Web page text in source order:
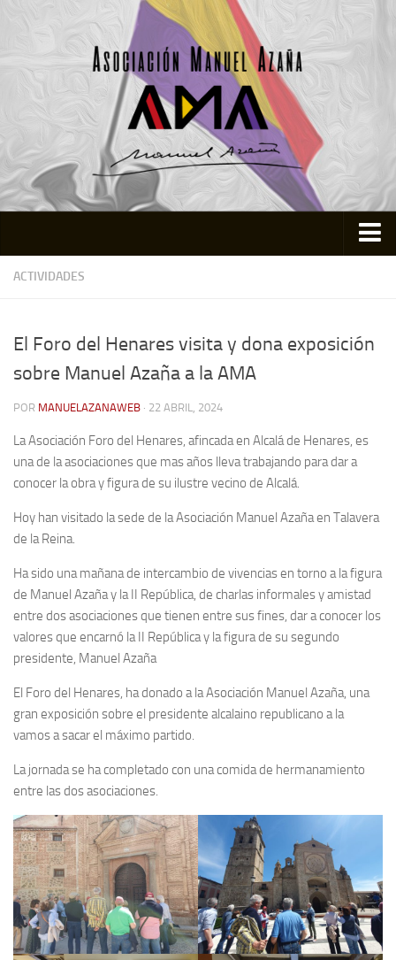
Inicio
Quienes somos
Actividades
Memoria Histórica
Investigación previa de la represión en Talavera de la Reina (1937-
Informe Represión en Toledo 1936-1947 | Buscador
Enciclopedia Republicana
Militantes históricos IR
Personajes republicanos
Izquierda Republicana. Navarra
Izquierda Republicana. Galicia
Textos esenciales del republicanismo
Archivo
Archivo Documental
Biografía
Cronología fundamental de Manuel Azaña
Artículos sobre Manuel Azaña
ACTIVIDADES
El Foro del Henares visita y dona exposición
sobre Manuel Azaña a la AMA
POR MANUELAZANAWEB · 22 ABRIL, 2024
La Asociación Foro del Henares, afincada en Alcalá de Henares, es
una de la asociaciones que mas años lleva trabajando para dar a
conocer la obra y figura de su ilustre vecino de Alcalá.
Hoy han visitado la sede de la Asociación Manuel Azaña en Talavera
de la Reina.
Ha sido una mañana de intercambio de vivencias en torno a la figura
de Manuel Azaña y la II República, de charlas informales y amistad
entre dos asociaciones que tienen entre sus fines, dar a conocer los
valores que encarnó la II República y la figura de su segundo
presidente, Manuel Azaña
El Foro del Henares, ha donado a la Asociación Manuel Azaña, una
gran exposición sobre el presidente alcalaino republicano a la
vamos a sacar el máximo partido.
La jornada se ha completado con una comida de hermanamiento
entre las dos asociaciones.